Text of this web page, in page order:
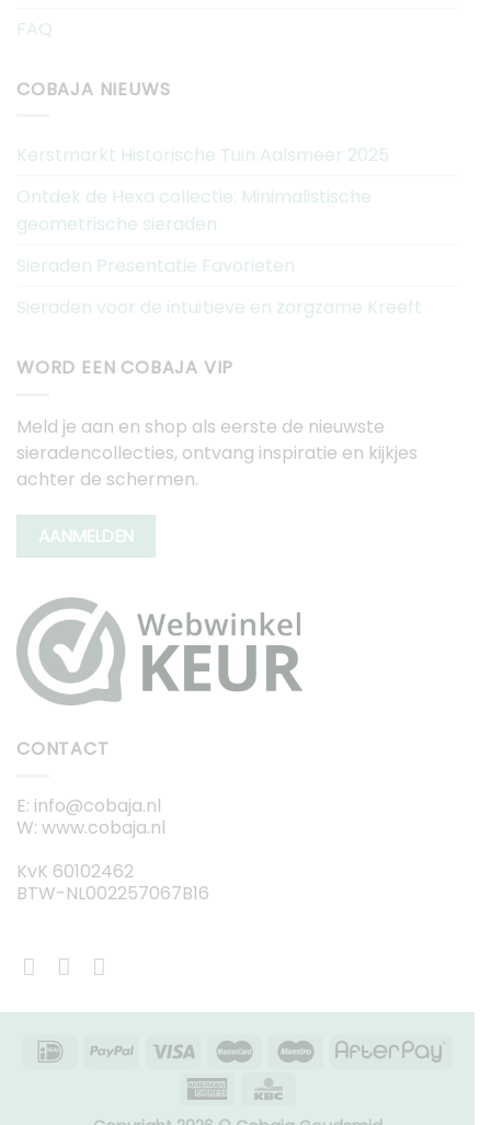
FAQ
COBAJA NIEUWS
Kerstmarkt Historische Tuin Aalsmeer 2025
Ontdek de Hexa collectie: Minimalistische
geometrische sieraden
Sieraden Presentatie Favorieten
Sieraden voor de intuïtieve en zorgzame Kreeft
WORD EEN COBAJA VIP
Meld je aan en shop als eerste de nieuwste
sieradencollecties, ontvang inspiratie en kijkjes
achter de schermen.
AANMELDEN
CONTACT
E: info@cobaja.nl
W: www.cobaja.nl
KvK 60102462
BTW-NL002257067B16